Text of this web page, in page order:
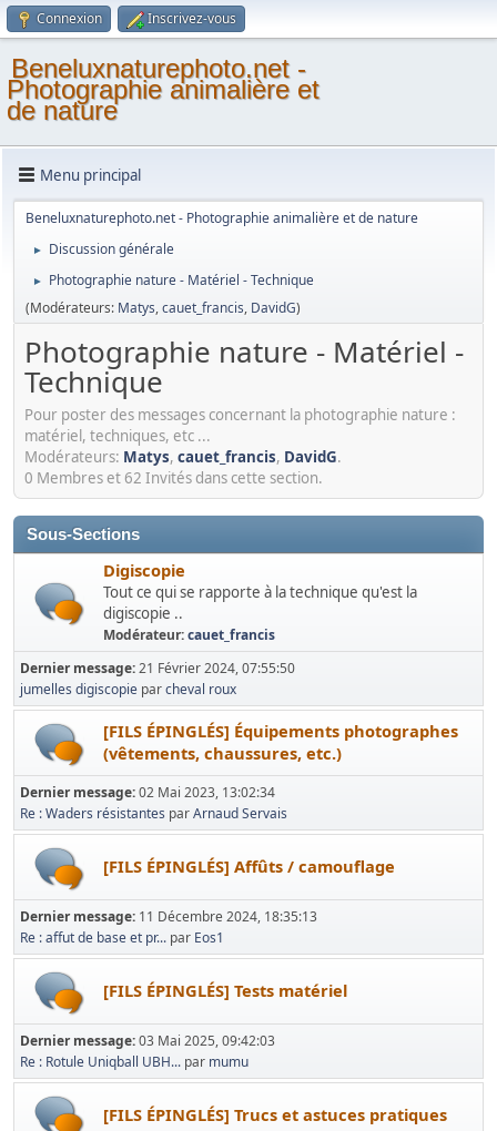
Connexion Inscrivez-vous
Beneluxnaturephoto.net -
Photographie animalière et
de nature
Menu principal
Beneluxnaturephoto.net - Photographie animalière et de nature
► Discussion générale
►
Photographie nature - Matériel - Technique
(Modérateurs: Matys,cauet_francis, DavidG)
Photographie nature - Matériel -
Technique
Pour poster des messages concernant la photographie nature :
matériel, techniques, etc ...
Modérateurs: Matys, cauet_francis, DavidG.
0 Membres et 62 Invités dans cette section.
Sous-Sections
Digiscopie
Tout ce qui se rapporte à la technique qu'est la
digiscopie ..
Modérateur:cauet_francis
Dernier message:21 Février 2024, 07:55:50
jumelles digiscopie parcheval roux
[FILS ÉPINGLÉS] Équipements photographes
(vêtements, chaussures, etc.)
Dernier message:02 Mai 2023, 13:02:34
Re : Waders résistantes parArnaud Servais
[FILS ÉPINGLÉS] Affûts / camouflage
Dernier message: 11 Décembre 2024, 18:35:13
Re : affut de base et pr... par Eos1
[FILS ÉPINGLÉS] Tests matériel
Dernier message:03 Mai 2025, 09:42:03
Re : Rotule Uniqball UBH... par mumu
[FILS ÉPINGLÉS] Trucs et astuces pratiques